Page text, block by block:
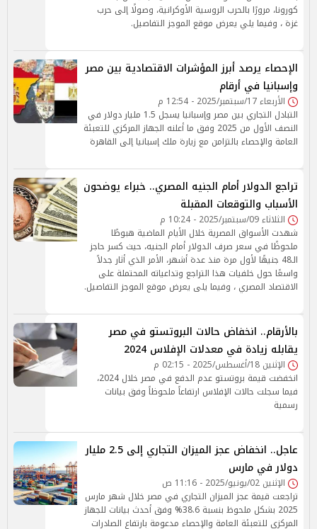
كورونا، مرورًا بالحرب الروسية الأوكرانية، وصولًا إلى حرب
غزة ، وفيما يلي يعرض موقع الموجز التفاصيل.
الإحصاء يرصد أبرز المؤشرات الاقتصادية بين مصر
وإسبانيا في أرقام
الأربعاء 17/سبتمبر/2025 - 12:54 م
التبادل التجاري بين مصر وإسبانيا يسجل 1.5 مليار دولار في
النصف الأول من 2025 وفق ما أعلنه الجهاز المركزي للتعبئة
العامة والإحصاء بالتزامن مع زيارة ملك إسبانيا إلى القاهرة
تراجع الدولار أمام الجنيه المصري.. خبراء يوضحون
الأسباب والتوقعات المقبلة
الثلاثاء 09/سبتمبر/2025 - 10:24 م
شهدت الأسواق المصرية خلال الأيام الماضية هبوطًا
ملحوظًا في سعر صرف الدولار أمام الجنيه، حيث كسر حاجز
الـ48 جنيهًا لأول مرة منذ عدة أشهر، الأمر الذي أثار جدلاً
واسعًا حول خلفيات هذا التراجع وتداعياته المحتملة على
الاقتصاد المصري ، وفيما يلى يعرض موقع الموجز التفاصيل.
بالأرقام.. انخفاض حالات البروتستو في مصر
يقابله زيادة في معدلات الإفلاس 2024
الإثنين 18/أغسطس/2025 - 02:15 م
انخفضت قيمة بروتستو عدم الدفع في مصر خلال 2024،
فيما سجلت حالات الإفلاس ارتفاعاً ملحوظاً وفق بيانات
رسمية
عاجل.. انخفاض عجز الميزان التجاري إلى 2.5 مليار
دولار في مارس
الإثنين 02/يونيو/2025 - 11:16 ص
تراجعت قيمة عجز الميزان التجاري في مصر خلال شهر مارس
2025 بشكل ملحوظ بنسبة 38.6% وفق أحدث بيانات للجهاز
المركزي للتعبئة العامة والإحصاء مدعومة بارتفاع الصادرات